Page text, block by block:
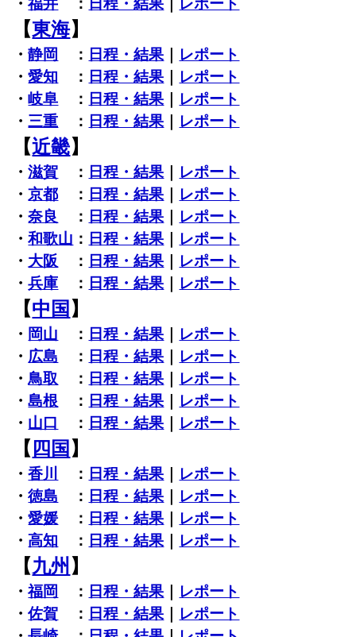
【東海】
・静岡 ： 日程・結果
レポート
・愛知 ： 日程・結果
レポート
・岐阜 ： 日程・結果
レポート
・ 三重 ： 日程・結果 レポート
【近畿】
・滋賀 ： 日程・結果
レポート
・京都 ： 日程・結果
レポート
・奈良 ： 日程・結果
レポート
・和歌山 ： 日程・結果
レポート
・ 大阪 ： 日程・結果
レポート
・兵庫 ： 日程・結果 レポート
【中国 】
・ 岡山 ： 日程・結果
レポート
・ 広島 ： 日程・結果
レポート
・ 鳥取 ： 日程・結果
レポート
・島根 ： 日程・結果
レポート
・ 山口 ： 日程・結果 レポート
【 四国 】
・香川 ： 日程・結果
レポート
・徳島 ： 日程・結果
レポート
・愛媛 ： 日程・結果
レポート
・高知 ： 日程・結果 レポート
【九州 】
・福岡 ： 日程・結果
レポート
・佐賀 ： 日程・結果
レポート